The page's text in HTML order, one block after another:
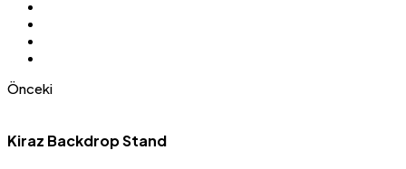
Önceki
Kiraz Backdrop Stand